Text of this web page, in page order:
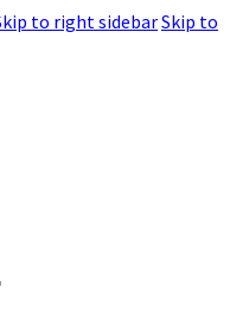
to right sidebarSkip to